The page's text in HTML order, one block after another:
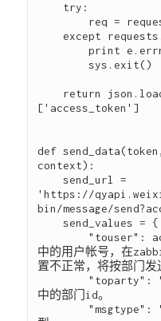
    except requests.HTTPError as e:
        print e.errno
        sys.exit()
['access_token']
def
context):
    send_url =
'https://
bin/message/
    send_values = {
中的用户帐号，在
置不正常，将按部门发
中的部门id。